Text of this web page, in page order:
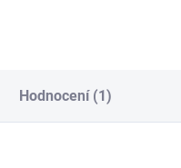
Hodnocení (1)